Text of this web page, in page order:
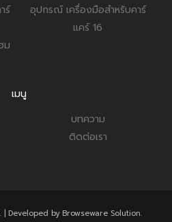
ร์
ม
อุปกรณ์ เครื่องมือสำหรับคาร์
แคร์ 16
เมนู
บทความ
ติดต่อเรา
by Browseware Solution.